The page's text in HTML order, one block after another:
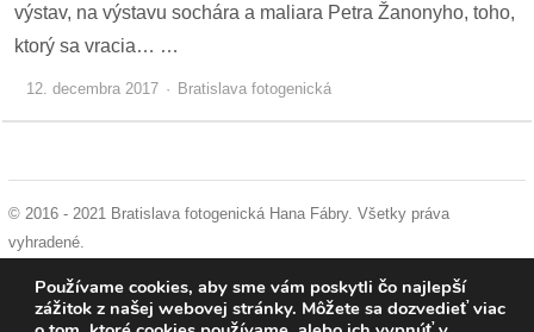
petície
vychádzky
knihy
výstav, na výstavu sochára a maliara Petra Žanonyho, toho,
ktorý sa vracia… …
12. decembra 2017 Bratislava fotogenická
© 2016 - 2021 Bratislava fotogenická Hana Fábry. Všetky práva
vyhradené.
cookies
Používame cookies, aby sme vám poskytli čo najlepší
zážitok z našej webovej stránky. Môžete sa dozvedieť viac